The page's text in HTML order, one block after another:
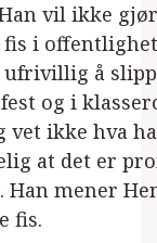
vil ikke
i
å
og i
ikke hva
at det er
Han mener
fis.